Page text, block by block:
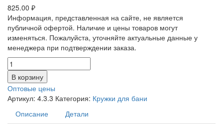
825.00 ₽
Информация, представленная на сайте, не является
публичной офертой. Наличие и цены товаров могут
изменяться. Пожалуйста, уточняйте актуальные данные у
менеджера при подтверждении заказа.
В корзину
Оптовые цены
Артикул: 4.3.3 Категория: Кружки для бани
Описание
Детали